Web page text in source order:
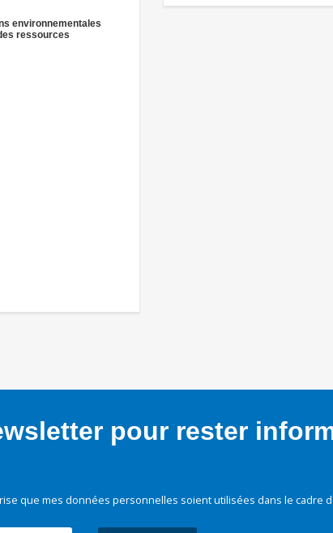
environnementales
ressources
pour rester
que mes données personnelles soient utilisées dans le cadre